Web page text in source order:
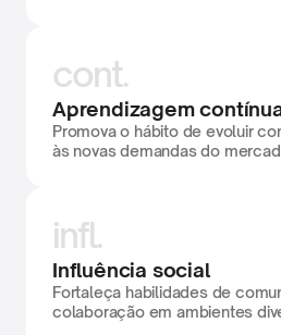
cont.
Aprendizagem
Promova o hábito de evoluir
às novas demandas do
infl.
Influência social
Fortaleça habilidades de
colaboração em ambientes